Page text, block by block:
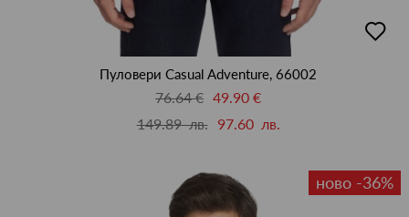
в
Пуловери Casual Adventure, 66002
76.64 € 49.90 €
149.89 лв.
97.60 лв.
ново -36%